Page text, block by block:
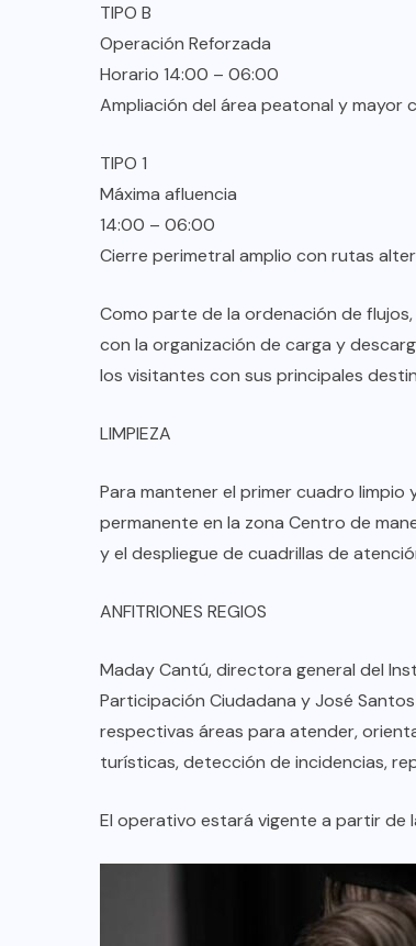
TIPO B
Operación Reforzada
Horario 14:00 – 06:00
Ampliación del área peatonal y mayor
TIPO 1
Máxima afluencia
14:00 – 06:00
Cierre perimetral amplio con rutas
Como parte de la ordenación de
con la organización de carga y
los visitantes con sus principales
LIMPIEZA
Para mantener el primer cuadro limpio
permanente en la zona Centro de
y el despliegue de cuadrillas de
ANFITRIONES REGIOS
Maday Cantú, directora general del
Participación Ciudadana y José
respectivas áreas para atender,
turísticas, detección de incidencias,
El operativo estará vigente a partir de